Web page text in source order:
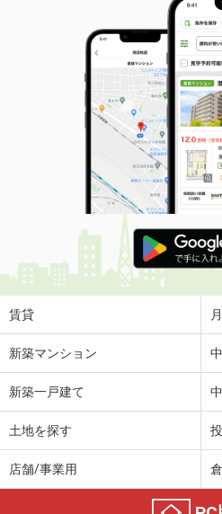
賃貸
新築マンション
新築一戸建て
土地を探す
店舗/事業用